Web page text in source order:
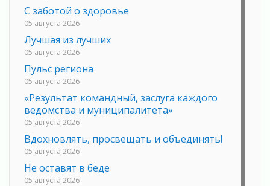
С заботой о здоровье
05 августа 2026
Лучшая из лучших
05 августа 2026
Пульс региона
05 августа 2026
«Результат командный, заслуга каждого
ведомства и муниципалитета»
05 августа 2026
Вдохновлять, просвещать и объединять!
05 августа 2026
Не оставят в беде
05 августа 2026